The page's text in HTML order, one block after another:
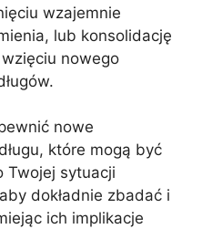
wzajemnie
lub konsolidację
nowego
nowe
które mogą być
Twojej sytuacji
dokładnie zbadać i
ich implikacje